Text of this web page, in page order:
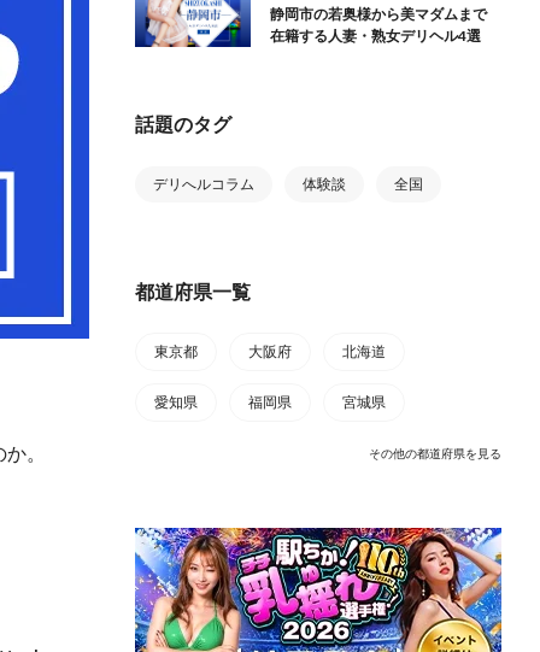
。
静岡市の若奥様から美マダムまで
在籍する人妻・熟女デリヘル4選
話題のタグ
デリへルコラム 体験談 全国
都道府県一覧
東京都 大阪府 北海道
愛知県 福岡県 宮城県
その他の都道府県を見る